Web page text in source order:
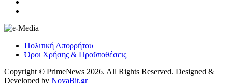
Πολιτική Απορρήτου
Όροι Χρήσης & Προϋποθέσεις
Copyright © PrimeNews 2026. All Rights Reserved. Designed &
Developed by NovaBit.gr